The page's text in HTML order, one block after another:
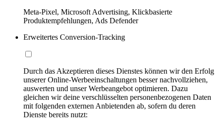
Meta-Pixel, Microsoft Advertising, Klickbasierte
Produktempfehlungen, Ads Defender
Erweitertes Conversion-Tracking
Durch das Akzeptieren dieses Dienstes können wir den Erfolg
unserer Online-Werbeeinschaltungen besser nachvollziehen,
auswerten und unser Werbeangebot optimieren. Dazu
gleichen wir deine verschlüsselten personenbezogenen Daten
mit folgenden externen Anbietenden ab, sofern du deren
Dienste bereits nutzt: